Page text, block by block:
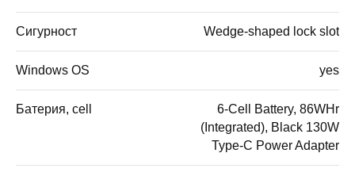
Сигурност Wedge-shaped lock slot
Windows OS yes
Батерия, cell
6-Cell Battery, 86WHr
(Integrated), Black 130W
Type-C Power Adapter